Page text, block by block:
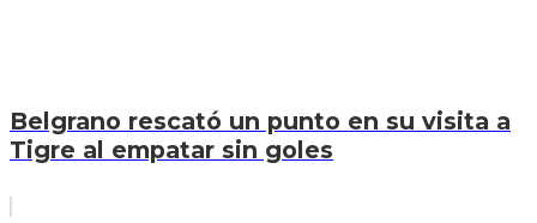
Belgrano rescató un punto en su visita a
Tigre al empatar sin goles